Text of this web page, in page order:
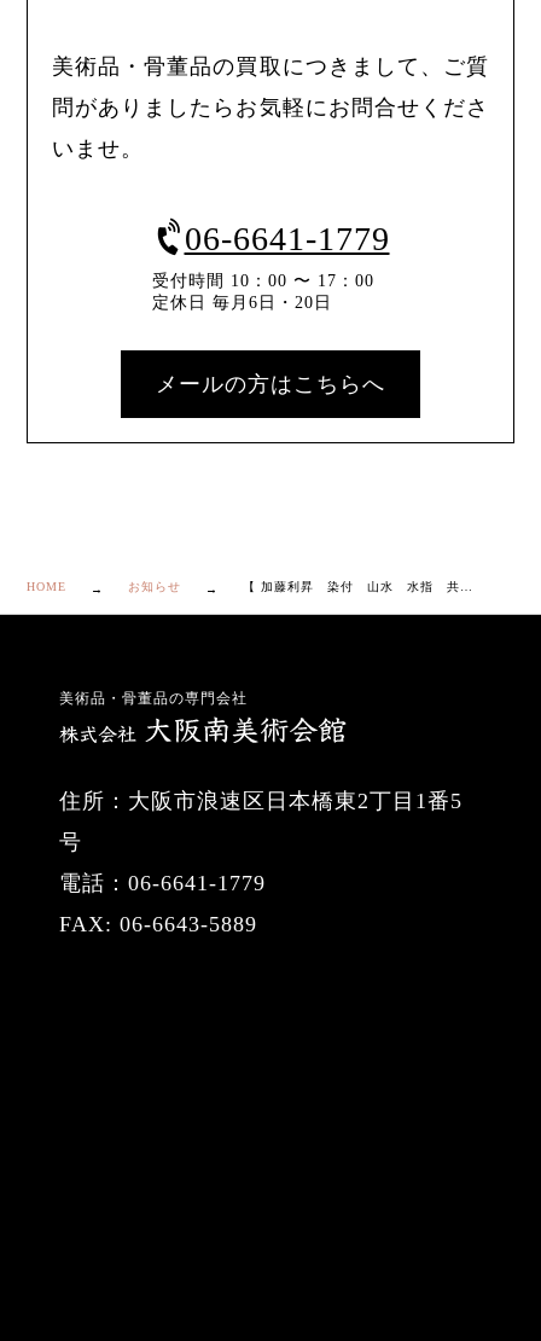
美術品・骨董品の買取につきまして、ご質
問がありましたらお気軽にお問合せくださ
いませ。
06-6641-1779
受付時間 10：00 〜 17：00
定休日 毎月6日・20日
メールの方はこちらへ
HOME お知らせ
美術品・骨董品の専門会社
住所：大阪市浪速区日本橋東2丁目1番5
号
電話：06-6641-1779
FAX: 06-6643-5889